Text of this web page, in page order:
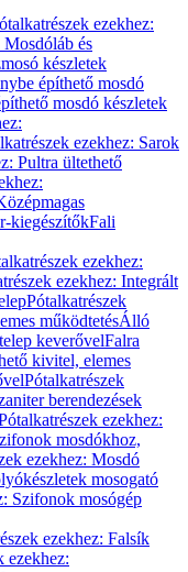
ezekhez:
Mosdóláb és
készletek
építhető mosdó
mosdó készletek
ezekhez: Sarok
Pultra ültethető
kiegészítőkFali
ezekhez:
ezekhez: Integrált
Pótalkatrészek
működtetésÁlló
keverővelFalra
kivitel, elemes
Pótalkatrészek
berendezések
ezekhez:
mosdókhoz,
ezekhez: Mosdó
mosogató
Szifonok mosógép
ezekhez: Falsík
ezekhez: